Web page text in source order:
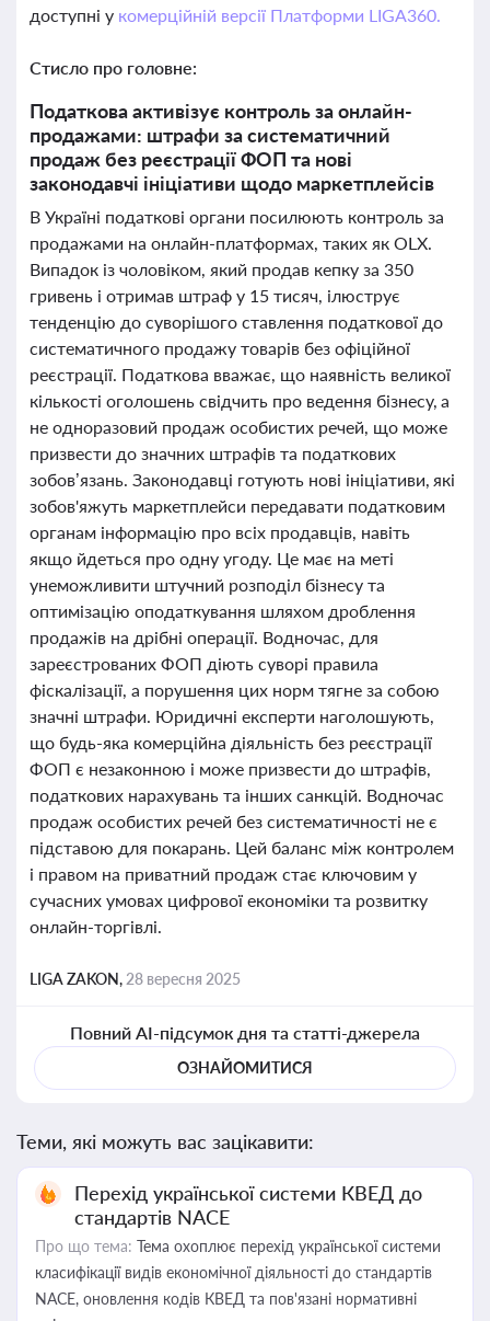
доступні у комерційній версії Платформи LIGA360.
Стисло про головне:
Податкова активізує контроль за онлайн-
продажами: штрафи за систематичний
продаж без реєстрації ФОП та нові
законодавчі ініціативи щодо маркетплейсів
В Україні податкові органи посилюють контроль за
продажами на онлайн-платформах, таких як OLX.
Випадок із чоловіком, який продав кепку за 350
гривень і отримав штраф у 15 тисяч, ілюструє
тенденцію до суворішого ставлення податкової до
систематичного продажу товарів без офіційної
реєстрації. Податкова вважає, що наявність великої
кількості оголошень свідчить про ведення бізнесу, а
не одноразовий продаж особистих речей, що може
призвести до значних штрафів та податкових
зобов’язань. Законодавці готують нові ініціативи, які
зобов'яжуть маркетплейси передавати податковим
органам інформацію про всіх продавців, навіть
якщо йдеться про одну угоду. Це має на меті
унеможливити штучний розподіл бізнесу та
оптимізацію оподаткування шляхом дроблення
продажів на дрібні операції. Водночас, для
зареєстрованих ФОП діють суворі правила
фіскалізації, а порушення цих норм тягне за собою
значні штрафи. Юридичні експерти наголошують,
що будь-яка комерційна діяльність без реєстрації
ФОП є незаконною і може призвести до штрафів,
податкових нарахувань та інших санкцій. Водночас
продаж особистих речей без систематичності не є
підставою для покарань. Цей баланс між контролем
і правом на приватний продаж стає ключовим у
сучасних умовах цифрової економіки та розвитку
онлайн-торгівлі.
LIGA ZAKON, 28 вересня 2025
Повний AI-підсумок дня та статті-джерела
ОЗНАЙОМИТИСЯ
Теми, які можуть вас зацікавити:
Перехід української системи КВЕД до
стандартів NACE
Про що тема: Тема охоплює перехід української системи
класифікації видів економічної діяльності до стандартів
NACE, оновлення кодів КВЕД та пов'язані нормативні